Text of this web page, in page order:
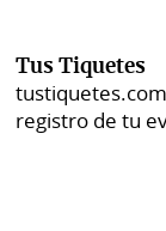
Tus Tiquetes
registro de tu